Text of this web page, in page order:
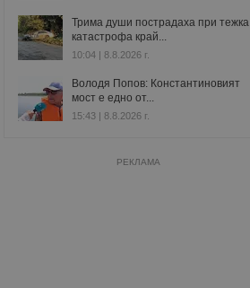
Трима души пострадаха при тежка
катастрофа край...
10:04 | 8.8.2026 г.
Володя Попов: Константиновият
мост е едно от...
15:43 | 8.8.2026 г.
РЕКЛАМА